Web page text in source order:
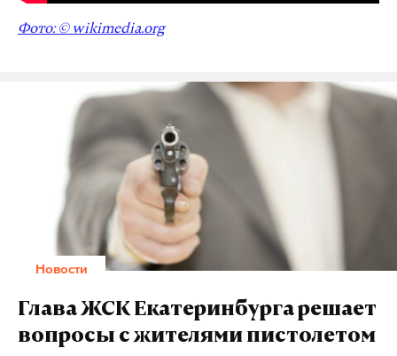
Фото: © wikimedia.org
Новости
Глава ЖСК Екатеринбурга решает
вопросы с жителями пистолетом